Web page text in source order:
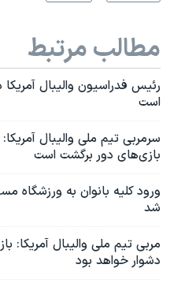
مطالب مرتبط
رئیس فدراسیون والیبال
است
سرمربی تیم ملی والیبال
بازی‌های دور برگشت است
ورود کلیه بانوان به ورزشگاه
شد
مربی تیم ملی والیبال آمریکا:
دشوار خواهد بود